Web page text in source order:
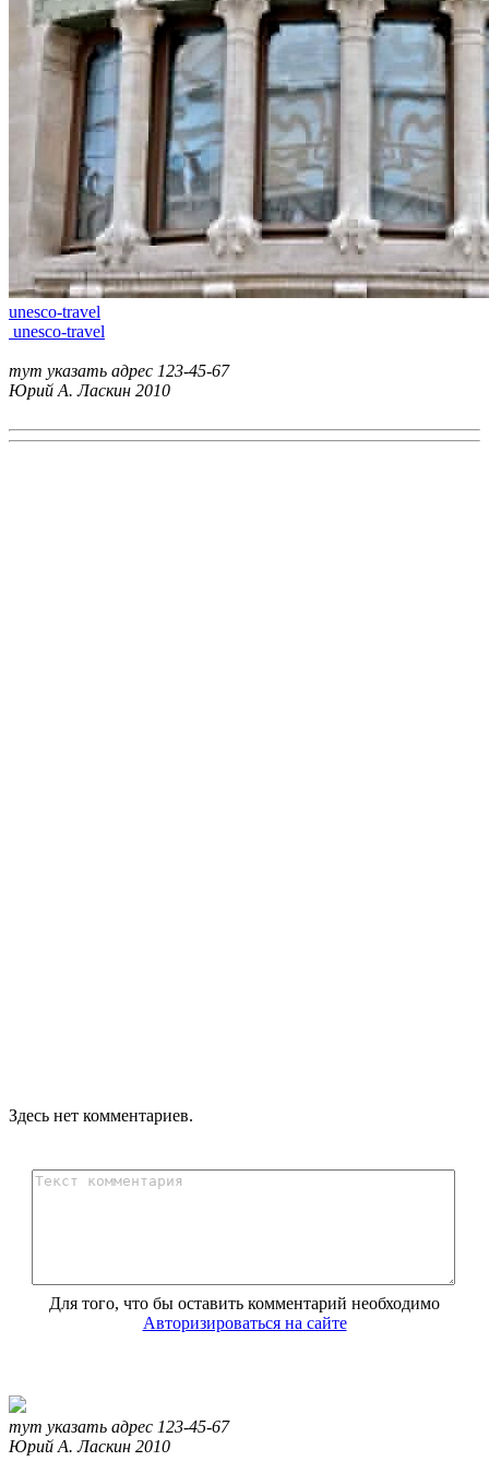
unesco-travel
unesco-travel
тут указать адрес 123-45-67
Юрий А. Ласкин 2010
Здесь нет комментариев.
Для того, что бы оставить комментарий необходимо
Авторизироваться на сайте
тут указать адрес 123-45-67
Юрий А. Ласкин 2010